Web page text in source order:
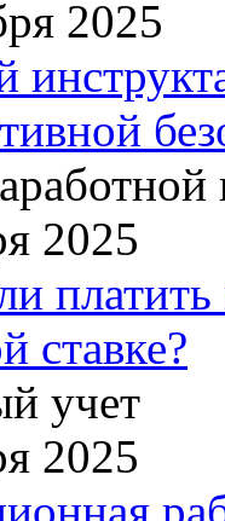
2025
2025
ставке?
учет
2025